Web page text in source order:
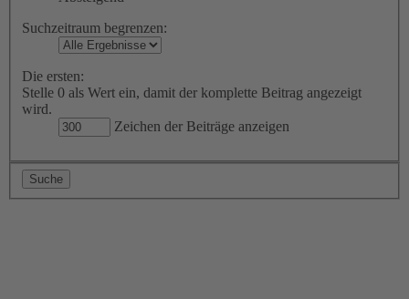
Suchzeitraum begrenzen:
Die ersten:
Stelle 0 als Wert ein, damit der komplette Beitrag angezeigt
wird.
Zeichen der Beiträge anzeigen